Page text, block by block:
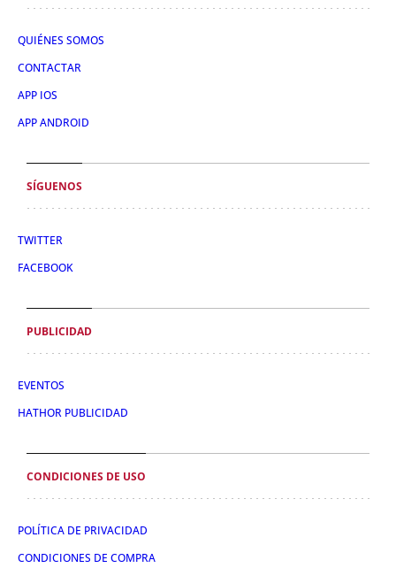
QUIÉNES SOMOS
CONTACTAR
APP IOS
APP ANDROID
SÍGUENOS
TWITTER
FACEBOOK
PUBLICIDAD
EVENTOS
HATHOR PUBLICIDAD
CONDICIONES DE USO
POLÍTICA DE PRIVACIDAD
CONDICIONES DE COMPRA